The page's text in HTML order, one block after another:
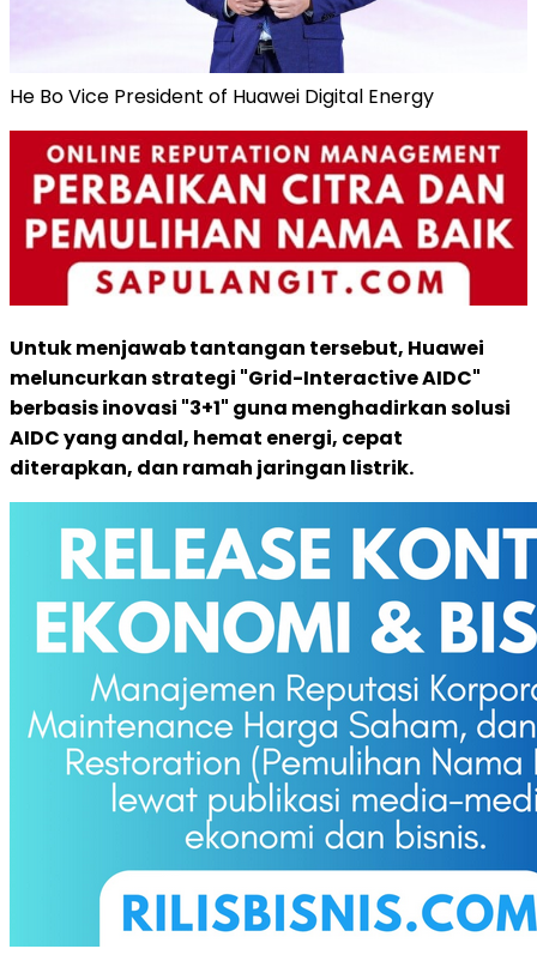
He Bo Vice President of Huawei Digital Energy
Untuk menjawab tantangan tersebut, Huawei
meluncurkan strategi "Grid-Interactive AIDC"
berbasis inovasi "3+1" guna menghadirkan solusi
AIDC yang andal, hemat energi, cepat
diterapkan, dan ramah jaringan listrik.